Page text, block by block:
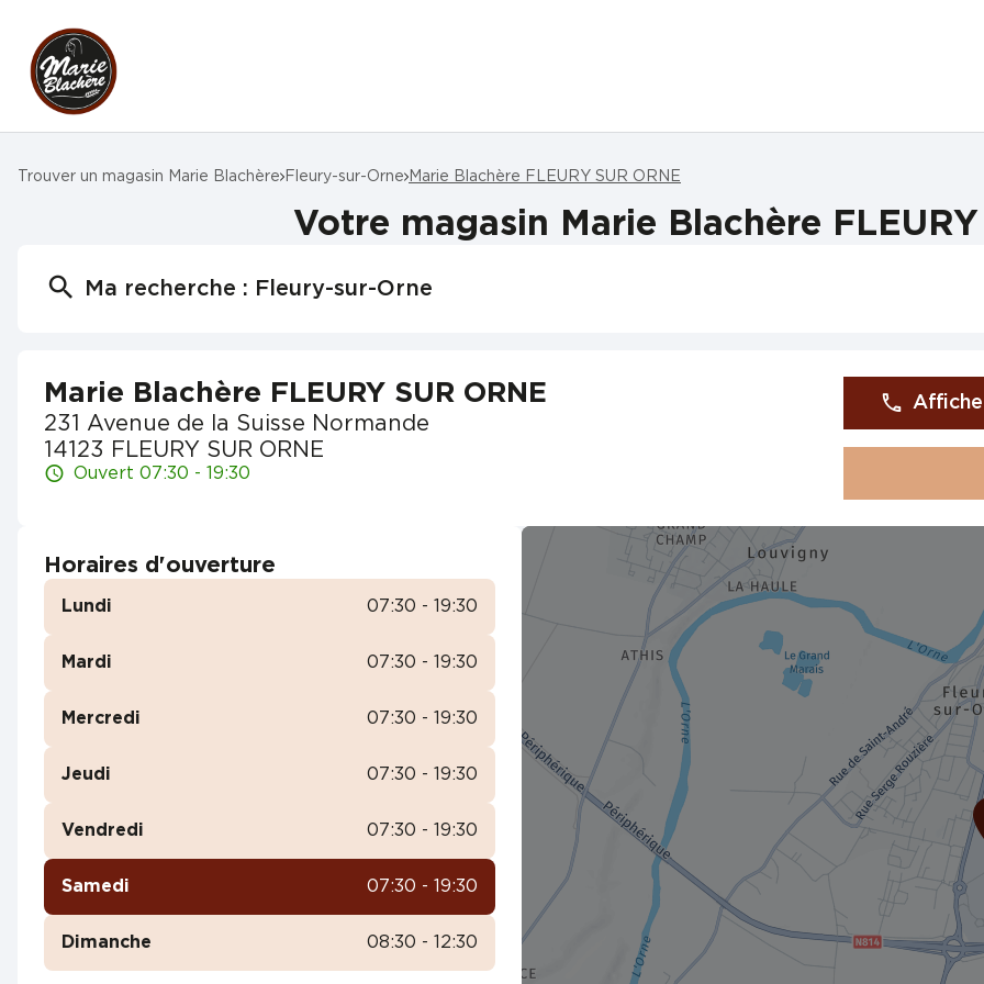
Trouver un magasin Marie Blachère Fleury-sur-Orne Marie Blachère FLEURY SUR ORNE
Votre magasin Marie Blachère FLEURY
Ma recherche : Fleury-sur-Orne
Marie Blachère FLEURY SUR ORNE
231 Avenue de la Suisse Normande
14123 FLEURY SUR ORNE
Ouvert 07:30 - 19:30
Horaires d'ouverture
Lundi 07:30 - 19:30
Mardi 07:30 - 19:30
Mercredi 07:30 - 19:30
Jeudi 07:30 - 19:30
Vendredi 07:30 - 19:30
Samedi 07:30 - 19:30
Dimanche 08:30 - 12:30